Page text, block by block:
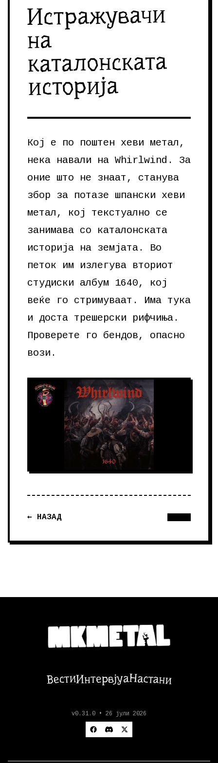
Истражувачи
на
каталонската
историја
Кој е по поштен хеви метал,
нека навали на Whirlwind. За
оние што не знаат, станува
збор за потазе шпански хеви
метал, кој текстуално се
занимава со каталонската
историја на земјата. Во
петок им излегува вториот
студиски албум 1640, кој
веќе го стримуваат. Има тука
и доста трешерски рифчиња.
Проверете го бендов, опасно
вози.
← НАЗАД
ВестиИнтервјуаНастани
v0.31.0 • 26 јули 2026